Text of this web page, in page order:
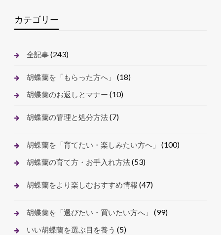
カテゴリー
全記事(243)
胡蝶蘭を「もらった方へ」 (18)
胡蝶蘭のお返しとマナー (10)
胡蝶蘭の管理と処分方法(7)
胡蝶蘭を「育てたい・楽しみたい方へ」 (100)
胡蝶蘭の育て方・お手入れ方法(53)
胡蝶蘭をより楽しむおすすめ情報 (47)
胡蝶蘭を「選びたい・買いたい方へ」 (99)
いい胡蝶蘭を選ぶ目を養う (5)